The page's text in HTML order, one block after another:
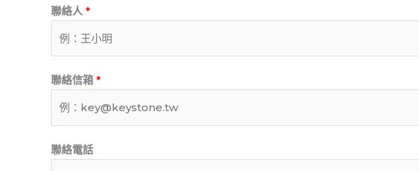
聯絡人 *
聯絡信箱 *
聯絡電話